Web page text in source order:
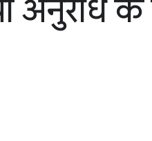
अनुरोध